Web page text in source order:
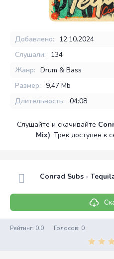
Добавлено:
12.10.2024
Слушали:
134
Жанр: Drum & Bass
Размер:
9,47 Mb
Длительность: 04:08
Слушайте и скачивайте
Mix). Трек доступен к
Conrad Subs -
Рейтинг: 0.0 Голосов: 0